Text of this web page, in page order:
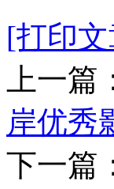
[打印
上一篇
岸优秀
下一篇